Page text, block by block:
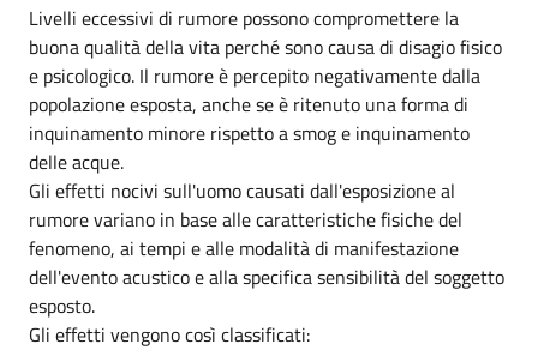
Livelli eccessivi di rumore possono compromettere la
buona qualità della vita perché sono causa di disagio fisico
e psicologico. Il rumore è percepito negativamente dalla
popolazione esposta, anche se è ritenuto una forma di
inquinamento minore rispetto a smog e inquinamento
delle acque.
Gli effetti nocivi sull'uomo causati dall'esposizione al
rumore variano in base alle caratteristiche fisiche del
fenomeno, ai tempi e alle modalità di manifestazione
dell'evento acustico e alla specifica sensibilità del soggetto
esposto.
Gli effetti vengono così classificati: